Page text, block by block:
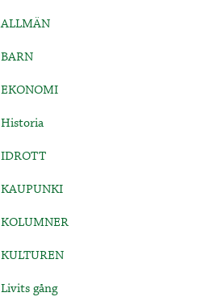
ALLMÄN
BARN
EKONOMI
Historia
IDROTT
KAUPUNKI
KOLUMNER
KULTUREN
Livits gång